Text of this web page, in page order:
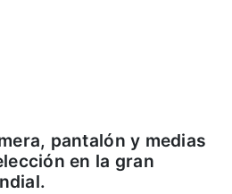
pantalón y medias
en la gran